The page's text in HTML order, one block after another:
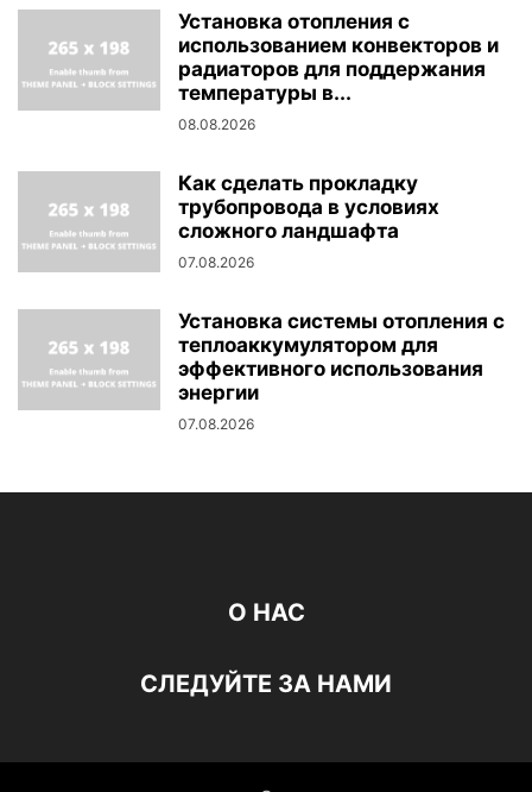
Установка отопления с
использованием конвекторов и
радиаторов для поддержания
температуры в...
08.08.2026
Как сделать прокладку
трубопровода в условиях
сложного ландшафта
07.08.2026
Установка системы отопления с
теплоаккумулятором для
эффективного использования
энергии
07.08.2026
О НАС
СЛЕДУЙТЕ ЗА НАМИ